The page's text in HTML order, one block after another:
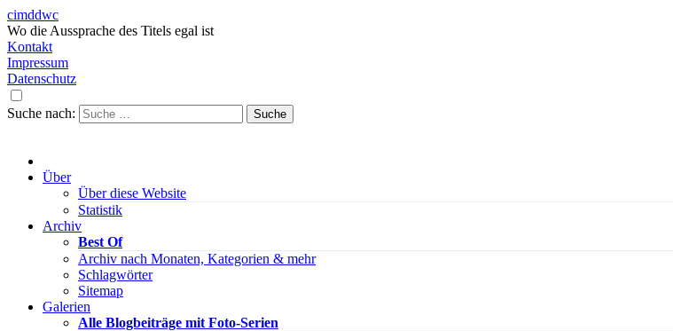
cimddwc
Wo die Aussprache des Titels egal ist
Kontakt
Impressum
Datenschutz
Suche nach:
Über
Über diese Website
Statistik
Archiv
Best Of
Archiv nach Monaten, Kategorien & mehr
Schlagwörter
Sitemap
Galerien
Alle Blogbeiträge mit Foto-Serien